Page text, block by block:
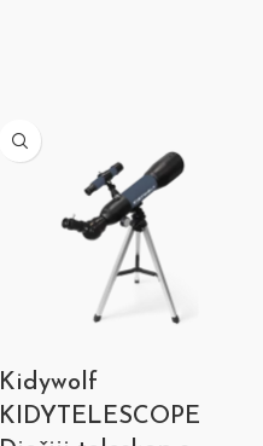
Kidywolf
KIDYTELESCOPE